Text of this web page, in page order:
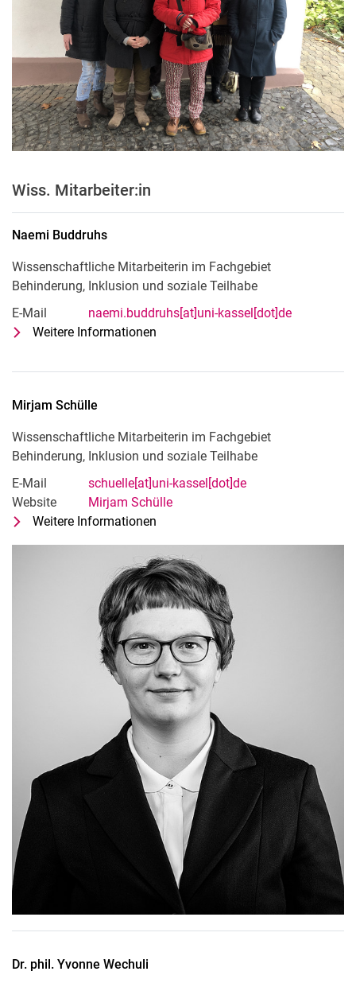
Mirjam Schülle
Carla Krayer
Wiss. Mitarbeiter:in
Naemi Buddruhs
Wissenschaftliche Mitarbeiterin im Fachgebiet
Behinderung, Inklusion und soziale Teilhabe
E-Mail
naemi.buddruhs[at]uni-kassel[dot]de
Weitere Informationen
Mirjam Schülle
Wissenschaftliche Mitarbeiterin im Fachgebiet
Behinderung, Inklusion und soziale Teilhabe
E-Mail
schuelle[at]uni-kassel[dot]de
Website
Mirjam Schülle
Weitere Informationen
Dr. phil. Yvonne Wechuli